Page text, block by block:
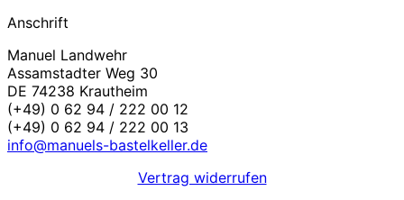
Anschrift
Manuel Landwehr
Assamstadter Weg 30
DE 74238 Krautheim
(+49) 0 62 94 / 222 00 12
(+49) 0 62 94 / 222 00 13
info@manuels-bastelkeller.de
Vertrag widerrufen